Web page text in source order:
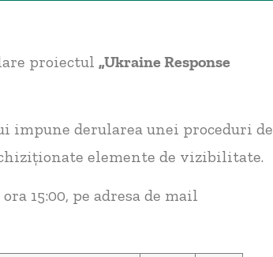
proiectul „Ukraine Response
impune derularea unei proceduri de
elemente de vizibilitate.
15:00, pe adresa de mail